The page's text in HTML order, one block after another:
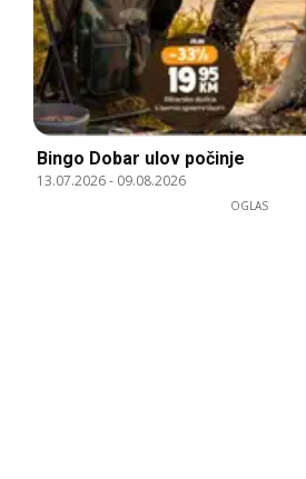
Bingo Dobar ulov počinje
13.07.2026- 09.08.2026
OGLAS